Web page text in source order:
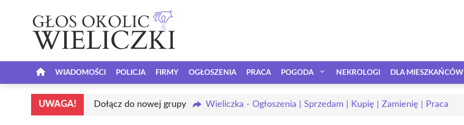
WIADOMOŚCI POLICJA FIRMY OGŁOSZENIA PRACA POGODA NEKROLOGI DLA MIESZKAŃCÓW
UWAGA! Dołącz do nowej grupy Wieliczka - Ogłoszenia | Sprzedam | Kupię | Zamienię | Praca